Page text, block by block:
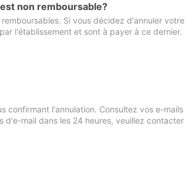
non remboursable?
Si vous décidez d'annuler votre
l'établissement et sont à payer à ce dernier.
confirmant l'annulation. Consultez vos e-mails
d'e-mail dans les 24 heures, veuillez contacter